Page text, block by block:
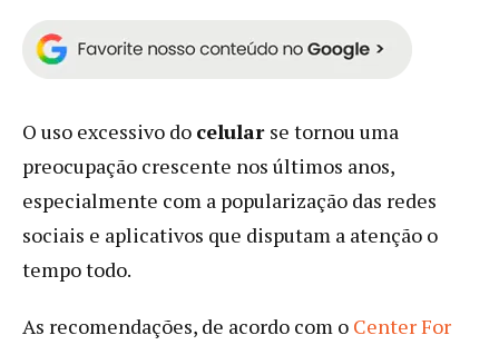
O uso excessivo do celular se tornou uma
preocupação crescente nos últimos anos,
especialmente com a popularização das redes
sociais e aplicativos que disputam a atenção o
tempo todo.
As recomendações, de acordo com o Center For